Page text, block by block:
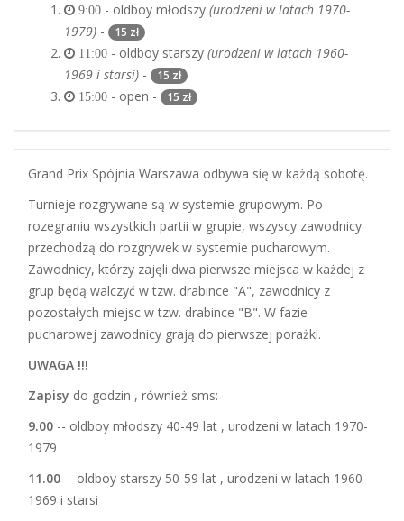
9:00 - oldboy młodszy (urodzeni w latach 1970-
1979) - 15 zł
11:00 - oldboy starszy (urodzeni w latach 1960-
1969 i starsi) - 15 zł
15:00 - open - 15 zł
Grand Prix Spójnia Warszawa odbywa się w każdą sobotę.
Turnieje rozgrywane są w systemie grupowym. Po
rozegraniu wszystkich partii w grupie, wszyscy zawodnicy
przechodzą do rozgrywek w systemie pucharowym.
Zawodnicy, którzy zajęli dwa pierwsze miejsca w każdej z
grup będą walczyć w tzw. drabince "A", zawodnicy z
pozostałych miejsc w tzw. drabince "B". W fazie
pucharowej zawodnicy grają do pierwszej porażki.
UWAGA !!!
Zapisy do godzin , również sms:
9.00 -- oldboy młodszy 40-49 lat , urodzeni w latach 1970-
1979
11.00 -- oldboy starszy 50-59 lat , urodzeni w latach 1960-
1969 i starsi